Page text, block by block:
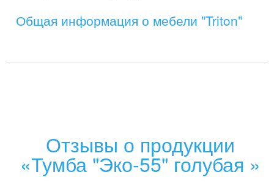
Общая информация о мебели "Triton"
Отзывы о продукции
«Тумба "Эко-55" голубая »